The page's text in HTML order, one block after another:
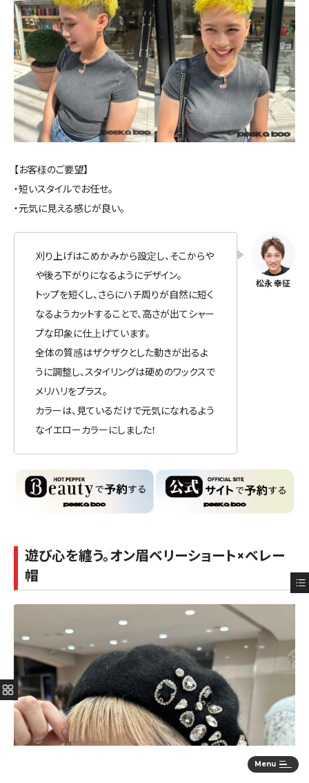
Menu
【お客様のご要望】
・短いスタイルでお任せ。
・元気に見える感じが良い。
刈り上げはこめかみから設定し、そこからや
や後ろ下がりになるようにデザイン。
トップを短くし、さらにハチ周りが自然に短く
なるようカットすることで、高さが出てシャー
プな印象に仕上げています。
全体の質感はザクザクとした動きが出るよ
うに調整し、スタイリングは硬めのワックスで
メリハリをプラス。
カラーは、見ているだけで元気になれるよう
なイエローカラーにしました！
遊び心を纏う。オン眉ベリーショート×ベレー
帽